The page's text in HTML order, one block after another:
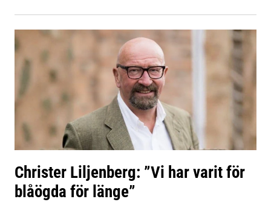
Christer Liljenberg: ”Vi har varit för
blåögda för länge”